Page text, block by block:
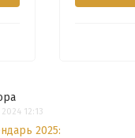
12:13
2025: